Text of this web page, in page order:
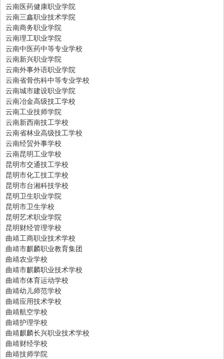
云南医药健康职业学院
云南三鑫职业技术学院
云南商务职业学院
云南理工职业学院
云南中医药中等专业学校
云南新兴职业学院
云南外事外语职业学院
云南省骨伤科中等专业学校
云南城市建设职业学院
云南冶金高级技工学校
云南工业技师学院
云南新西南技工学校
云南省林业高级技工学校
云南经贸外事学校
云南昆明工业学校
昆明市交通技工学校
昆明市化工技工学校
昆明市台湘科技学校
昆明卫生职业学院
昆明市卫生学校
昆明艺术职业学院
昆明财经管理学校
曲靖工商职业技术学校
曲靖市麒麟职业教育集团
曲靖农业学校
曲靖市麒麟职业技术学校
曲靖市体育运动学校
曲靖幼儿师范学校
曲靖应用技术学校
曲靖航空学校
曲靖护理学校
曲靖麒麟长兴职业技术学校
曲靖财经学校
曲靖技师学院